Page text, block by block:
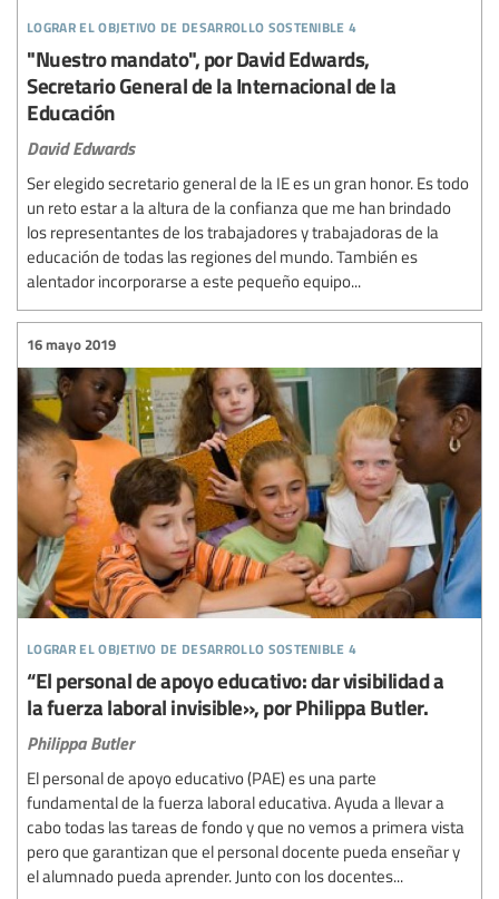
lograr el objetivo de desarrollo sostenible 4
"Nuestro mandato", por David Edwards,
Secretario General de la Internacional de la
Educación
David Edwards
Ser elegido secretario general de la IE es un gran honor. Es todo
un reto estar a la altura de la confianza que me han brindado
los representantes de los trabajadores y trabajadoras de la
educación de todas las regiones del mundo. También es
alentador incorporarse a este pequeño equipo...
lograr el objetivo de desarrollo sostenible 4
16 mayo 2019
“El personal de apoyo educativo: dar visibilidad a
la fuerza laboral invisible», por Philippa Butler.
Philippa Butler
El personal de apoyo educativo (PAE) es una parte
fundamental de la fuerza laboral educativa. Ayuda a llevar a
cabo todas las tareas de fondo y que no vemos a primera vista
pero que garantizan que el personal docente pueda enseñar y
el alumnado pueda aprender. Junto con los docentes...